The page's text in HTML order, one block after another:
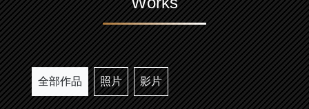
全部作品 照片 影片